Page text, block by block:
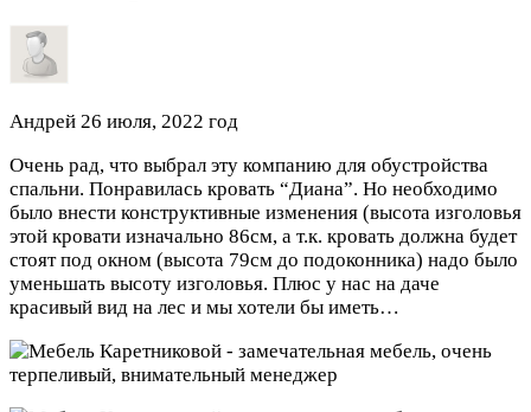
Андрей 26 июля, 2022 год
Очень рад, что выбрал эту компанию для обустройства
спальни. Понравилась кровать “Диана”. Но необходимо
было внести конструктивные изменения (высота изголовья
этой кровати изначально 86см, а т.к. кровать должна будет
стоят под окном (высота 79см до подоконника) надо было
уменьшать высоту изголовья. Плюс у нас на даче
красивый вид на лес и мы хотели бы иметь…